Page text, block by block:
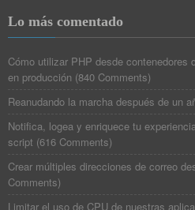
Lo más comentado
Cómo utilizar PHP desde
en producción (840 Comments)
Reanudando la marcha después de un
Notifica, logea y enriquece tu
script (616 Comments)
Crear múltiples direcciones de correo
Comments)
Limitar el uso de CPU de nuestras